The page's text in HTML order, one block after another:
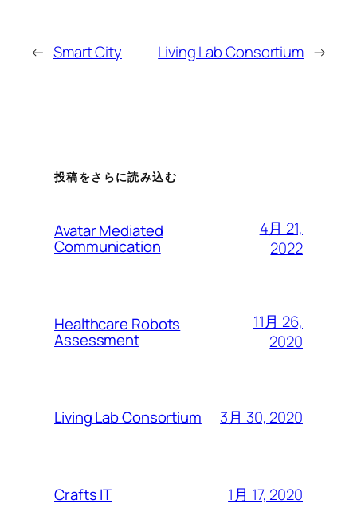
← Smart City Living Lab Consortium →
投稿をさらに読み込む
Avatar Mediated
Communication
4月 21,
2022
Healthcare Robots
Assessment
11月 26,
2020
Living Lab Consortium 3月 30, 2020
Crafts IT 1月 17, 2020